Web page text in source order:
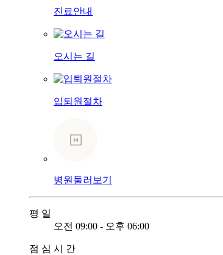
진료안내
오시는 길
입퇴원절차
병원둘러보기
평 일
오전 09:00 - 오후 06:00
점 심 시
간